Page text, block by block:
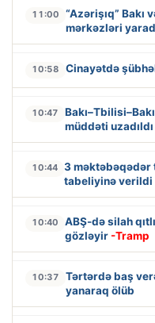
11:00
“Azərişıq”
mərkəzləri
10:58 Cinayətdə
10:47
müddəti uzadıldı
10:44 3 məktəbəqədər
tabeliyinə verildi
10:40
ABŞ-də silah
gözləyir -Tramp
10:37
Tərtərdə baş
yanaraq ölüb